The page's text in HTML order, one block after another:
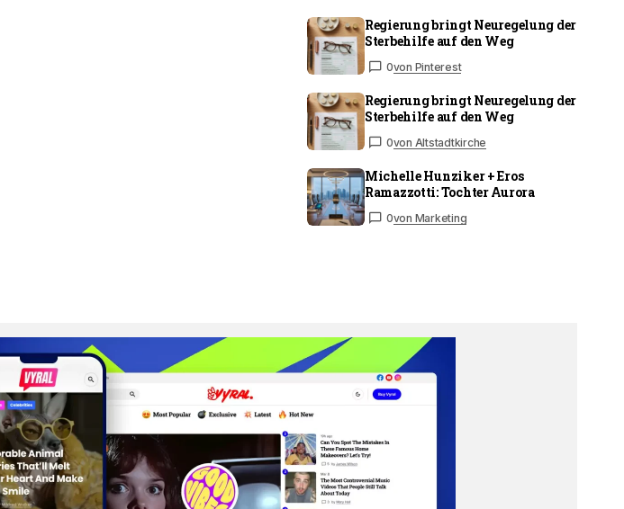
Regierung bringt Neuregelung der
Sterbehilfe auf den Weg
0von Pinterest
Regierung bringt Neuregelung der
Sterbehilfe auf den Weg
0von Altstadtkirche
Michelle Hunziker + Eros
Ramazzotti: Tochter Aurora
0von Marketing